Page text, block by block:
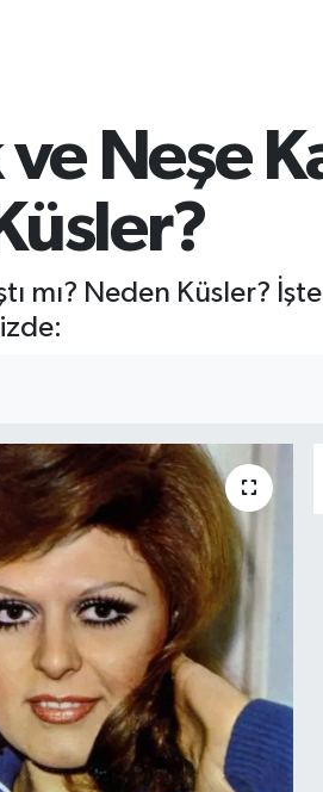
Neşe
mı? Neden Küsler?